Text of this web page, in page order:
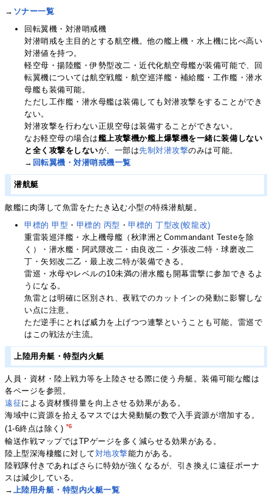
→ ソナー一覧
回転翼機・対潜哨戒機
対潜哨戒を主目的とする航空機。他の艦上機・水上機に比べ高い
対潜値を持つ。
軽空母・揚陸艦・伊勢型改二・近代化航空母艦が装備可能で、回
転翼機については航空戦艦・航空巡洋艦・補給艦・工作艦・潜水
母艦も装備可能。
ただし工作艦・潜水母艦は装備しても対潜攻撃をすることができ
ない。
対潜攻撃を行わない正規空母は装備することができない。
なお軽空母の場合は艦上攻撃機か艦上爆撃機を一緒に装備しない
と全く攻撃をしないが、一部は先制対潜攻撃のみは可能。
→ 回転翼機・対潜哨戒機一覧
潜航艇
敵艦に肉薄して魚雷をたたき込む小型の特殊潜航艇。
甲標的 甲型 ・ 甲標的 丙型 ・甲標的 丁型改(蛟龍改)
重雷装巡洋艦・水上機母艦（秋津洲とCommandant Testeを除
く）・潜水艦・阿武隈改二・由良改二・夕張改二特・球磨改二
丁・矢矧改二乙・最上改二特が装備できる。
雷巡・水母やレベルの10未満の潜水艦も開幕雷撃に参加できるよ
うになる。
魚雷とは明確に区別され、夜戦でのカットインの発動に影響しな
い点に注意。
ただ逆手にとれば威力を上げつつ連撃ということも可能。雷巡で
はこの戦法が主流。
上陸用舟艇・特型内火艇
人員・資材・陸上戦力等を上陸させる際に使う舟艇。装備可能な艦は
各ページを参照。
遠征による資材獲得量を向上させる効果がある。
海域中に資源を拾えるマスでは大発動艇の数で入手資源が増加する。
(1-6終点は除く) *6
輸送作戦マップではTPゲージを多く減らせる効果がある。
陸上型深海棲艦に対して対地攻撃能力がある。
陸戦隊付きであればさらに特効が強くなるが、引き換えに遠征ボーナ
スは減少している。
→
上陸用舟艇・特型内火艇一覧